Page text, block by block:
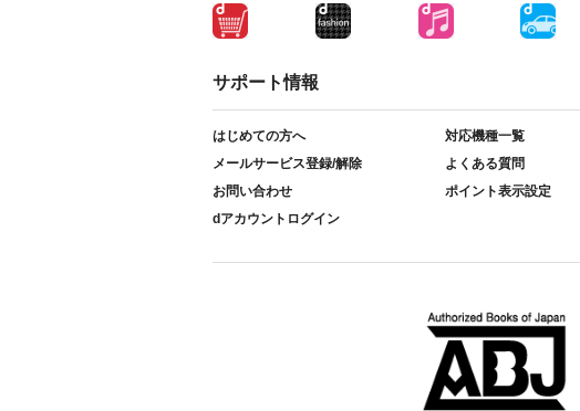
サポート情報
はじめての方へ
対応機種一覧
メールサービス登録/解除
よくある質問
お問い合わせ
ポイント表示設定
dアカウントログイン